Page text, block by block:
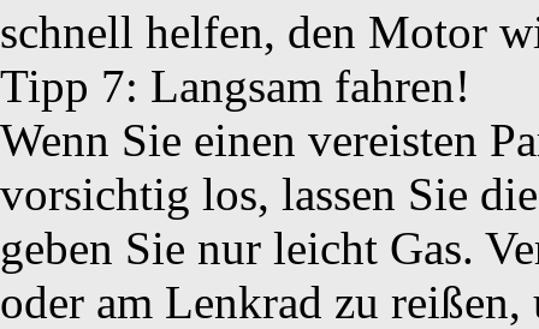
schnell helfen, den Motor
Tipp 7: Langsam fahren!
Wenn Sie einen vereisten
vorsichtig los, lassen Sie
geben Sie nur leicht Gas.
oder am Lenkrad zu